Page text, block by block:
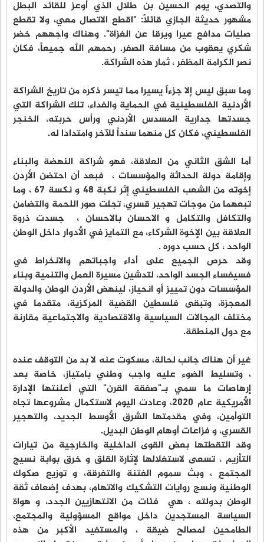
والتصدي، يوم الحسين بن طلال الذي أوعز للقائد البطل
مشهور حديثة الجازي قائلاً: "اقطع الاتصال معي، ولا تقطع
صليات مدافع عيرا ويرقا عن الغزاة". وهناك واجههم خضر
شكري يعقوب من مسافة الصفر. رحمهم الله جميعاً، فكان
نصر الكرامة المظفر ، ثمار هذه الشراكة.
وما سبق ليس إلا جزءاً يسيرا مما تيسر ذكره من تاريخ الشراكة
الأردنية الفلسطينية في الحماية والفداء، تلك الشراكة التي
جسدتها جدارية المسدس الأردني ورأس حربته، الخنجر
الفلسطيني، فكان كل منهما سنداً للآخر وامتدادا له.
أما الشق الثاني من العلاقة، فهو شراكة النهضة والبناء
وإقامة دولة الحداثة والمؤسسات ، فبعد أن احتضن الأردن
إخوته من الشعب الفلسطيني إثر نكبة 48 و نكسة 67 ، وما
تبعهما من موجات تهجير قسري، تجلت صور اللحمة والتضامن
والتكافل والتكامل و الاحسان بالاحسان ، جسدت ذروة
العلاقة بين الإخوة الشركاء، مع التمايز في الأدوار داخل الوطن
الواحد ، كل حسب دوره .
وقد حرص الجميع على أداء واجباتهم والانخراط في
فسيفساء الجسد الواحد، لتدشين مسيرة العمل والتنمية وبناء
المؤسسات دون تمييز أو انحياز، لينهض الأردن الوطن والدولة
المعجزة، وتبقى فلسطين القضية المركزية، متقدما في
مختلف المجالات السياسية والاقتصادية والاجتماعية مقارنة
مع دول المنطقة.
غير أن هناك جانب لحالة، مسكوت عنه لا بد من التوقف عنده
، وتسليط الضوء عليه واجب وطني بامتياز، خاصة بعد
إرهاصات ما سمي بـ"صفقة القرن" التي أعلنتها الإدارة
الأمريكية عام 2020، وعادت اليوم لاستكمال مشروعها تجاه
التوأمين، وفي مقدمتها الشرق الأوسط الجديد، والتهجير
القسري، و فزاعات أوهام الوطن البديل.
وقد التقطتها بعض القوى الداخلية والخارجية من تيارات
التأزيم ، تسعى لاستغلالها لإثارة القلق و خرق بوابة نسيج
المجتمع ، وبث سموم الفتنة والتفرقة، و توزيع صكوك
الوطنية ونسج روايات التشكيك والاتهام، بهدف إضعاف ثقة
الوطن بدولته ، هي فئات من الانتهازيين الجدد، و هواة
السياسة المستجدين داخل مواقع المسؤولية والمجتمع،
الطامحين لمصالح ضيقة ، والمستفيد الأكبر من هذه